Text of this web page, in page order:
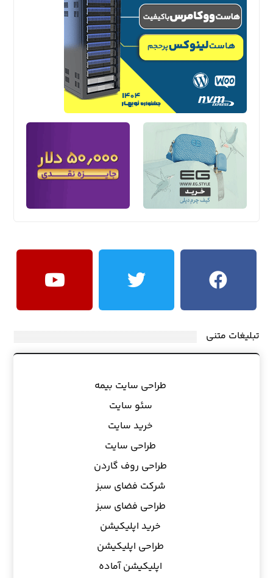
تبلیغات متنی
طراحی سایت بیمه
سئو سایت
خرید سایت
طراحی سایت
طراحی روف گاردن
شرکت فضای سبز
طراحی فضای سبز
خرید اپلیکیشن
طراحی اپلیکیشن
اپلیکیشن آماده